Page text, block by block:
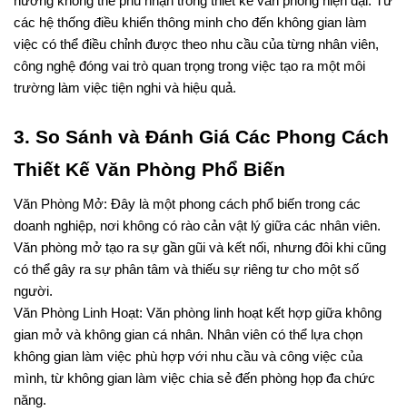
các hệ thống điều khiển thông minh cho đến không gian làm
việc có thể điều chỉnh được theo nhu cầu của từng nhân viên,
công nghệ đóng vai trò quan trọng trong việc tạo ra một môi
trường làm việc tiện nghi và hiệu quả.
3. So Sánh và Đánh Giá Các Phong Cách
Thiết Kế Văn Phòng Phổ Biến
Văn Phòng Mở: Đây là một phong cách phổ biến trong các
doanh nghiệp, nơi không có rào cản vật lý giữa các nhân viên.
Văn phòng mở tạo ra sự gần gũi và kết nối, nhưng đôi khi cũng
có thể gây ra sự phân tâm và thiếu sự riêng tư cho một số
người.
Văn Phòng Linh Hoạt: Văn phòng linh hoạt kết hợp giữa không
gian mở và không gian cá nhân. Nhân viên có thể lựa chọn
không gian làm việc phù hợp với nhu cầu và công việc của
mình, từ không gian làm việc chia sẻ đến phòng họp đa chức
năng.